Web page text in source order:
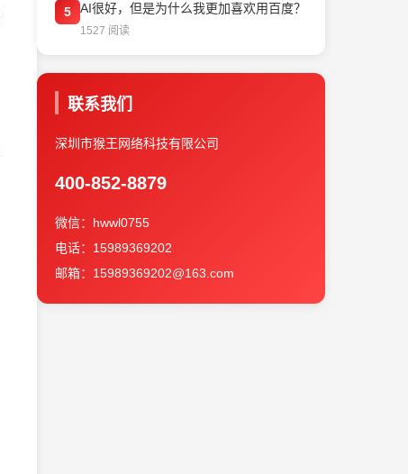
5 AI很好，但是为什么我更加喜欢用百度？
1527 阅读
联系我们
深圳市猴王网络科技有限公司
400-852-8879
微信：hwwl0755
电话：15989369202
邮箱：15989369202@163.com